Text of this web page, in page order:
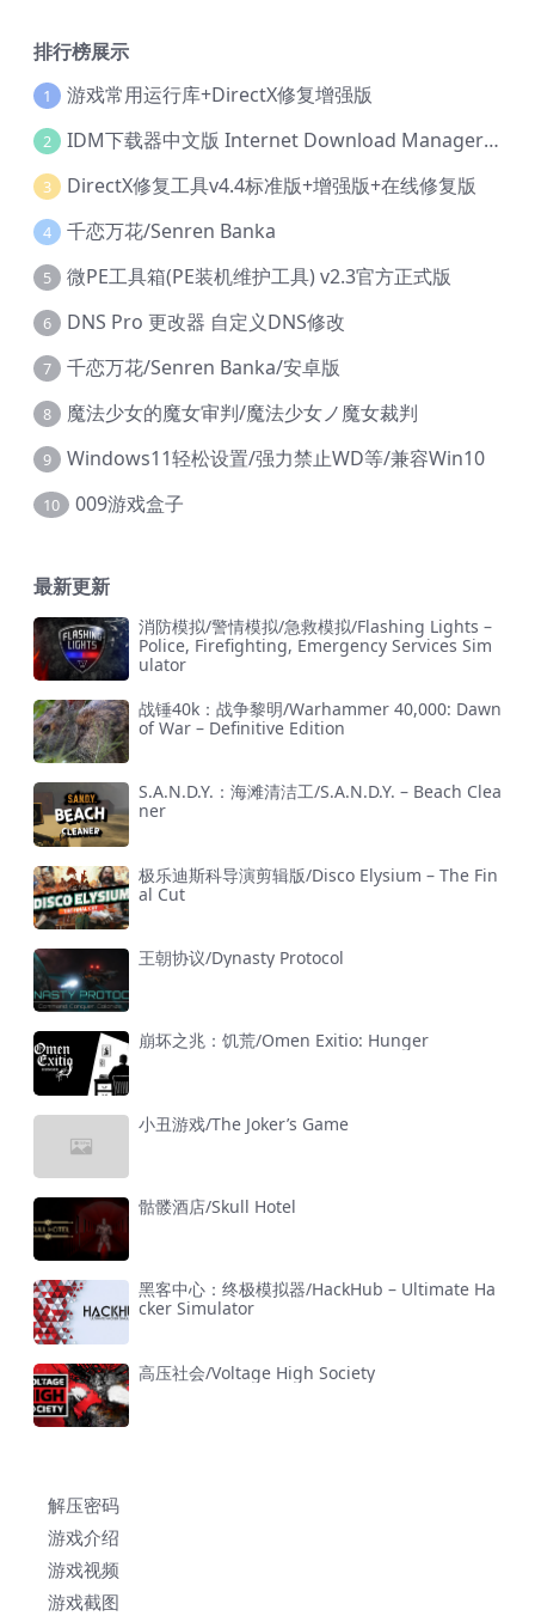
排行榜展示
1 游戏常用运行库+DirectX修复增强版
2 IDM下载器中文版 Internet Download Manager v6.42.36 IDM
3 DirectX修复工具v4.4标准版+增强版+在线修复版
4 千恋万花/Senren Banka
5 微PE工具箱(PE装机维护工具) v2.3官方正式版
6 DNS Pro 更改器 自定义DNS修改
7 千恋万花/Senren Banka/安卓版
8 魔法少女的魔女审判/魔法少女ノ魔女裁判
9 Windows11轻松设置/强力禁止WD等/兼容Win10
10 009游戏盒子
最新更新
消防模拟/警情模拟/急救模拟/Flashing Lights –
Police, Firefighting, Emergency Services Sim
ulator
战锤40k：战争黎明/Warhammer 40,000: Dawn
of War – Definitive Edition
S.A.N.D.Y.：海滩清洁工/S.A.N.D.Y. – Beach Clea
ner
极乐迪斯科导演剪辑版/Disco Elysium – The Fin
al Cut
王朝协议/Dynasty Protocol
崩坏之兆：饥荒/Omen Exitio: Hunger
小丑游戏/The Joker’s Game
骷髅酒店/Skull Hotel
黑客中心：终极模拟器/HackHub – Ultimate Ha
cker Simulator
高压社会/Voltage High Society
解压密码
游戏介绍
游戏视频
游戏截图